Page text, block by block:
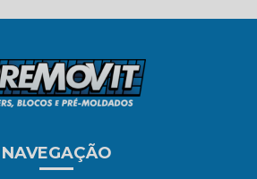
NAVEGAÇÃO